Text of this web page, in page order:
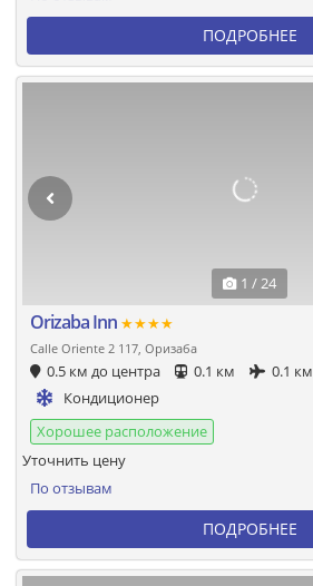
ПОДРОБНЕЕ
1 / 24
Orizaba Inn ★★★★
Calle Oriente 2 117, Оризаба
0.5 км до центра 0.1 км
0.1 км
Кондиционер
Хорошее расположение
По отзывам
Уточнить цену
ПОДРОБНЕЕ